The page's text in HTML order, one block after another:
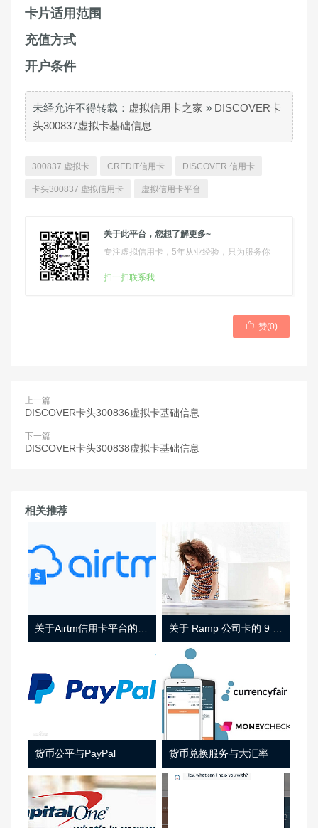
卡片适用范围
充值方式
开户条件
未经允许不得转载： 虚拟信用卡之家 » DISCOVER卡
头300837虚拟卡基础信息
300837 虚拟卡 CREDIT信用卡 DISCOVER 信用卡
卡头300837 虚拟信用卡 虚拟信用卡平台
关于此平台，您想了解更多~
专注虚拟信用卡，5年从业经验，只为服务你
扫一扫联系我
 赞(0)
上一篇
DISCOVER卡头300836虚拟卡基础信息
下一篇
DISCOVER卡头300838虚拟卡基础信息
相关推荐
货币公平与PayPal 货币兑换服务与大汇率